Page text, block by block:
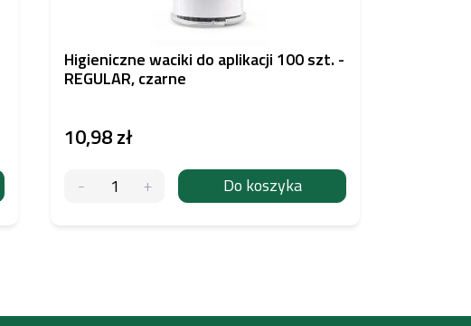
Higieniczne waciki do aplikacji 100 szt. -
REGULAR, czarne
10,98 zł
Do koszyka